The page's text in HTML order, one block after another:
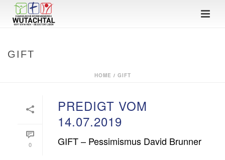
GIFT
HOME / GIFT
0
PREDIGT VOM
14.07.2019
GIFT – Pessimismus David Brunner